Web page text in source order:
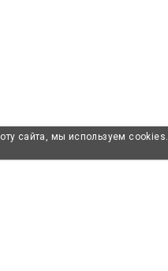
сайта, мы используем cookies.